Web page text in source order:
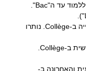
"שישית"? כי נותרו להם שש שנים ללמוד עד ה"Bac".
השנה השנייה ב-Collège. נותרו
השנה השלישית ב-Collège.
והאחרונה ב-